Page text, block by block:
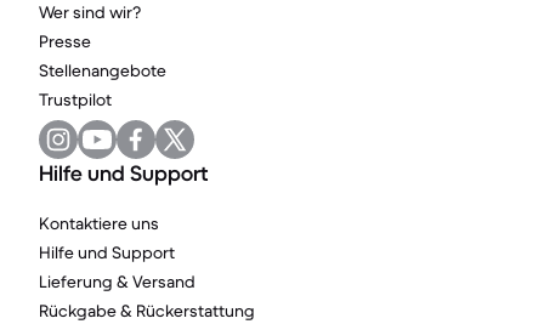
Wer sind wir?
Presse
Stellenangebote
Trustpilot
Hilfe und Support
Kontaktiere uns
Hilfe und Support
Lieferung & Versand
Rückgabe & Rückerstattung